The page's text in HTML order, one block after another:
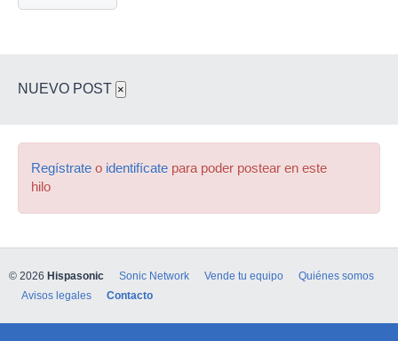
NUEVO POST ×
Regístrate o identifícate para poder postear en este
hilo
© 2026 Hispasonic Sonic Network Vende tu equipo
Quiénes somos
Avisos legales
Contacto